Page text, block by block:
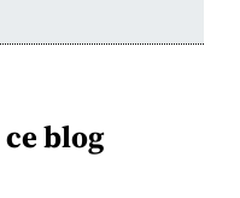
blog